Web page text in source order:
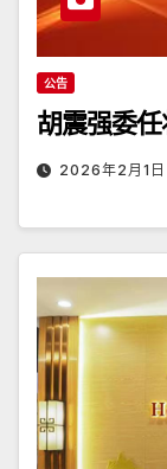
公告
胡震强委任
2026年2月1日